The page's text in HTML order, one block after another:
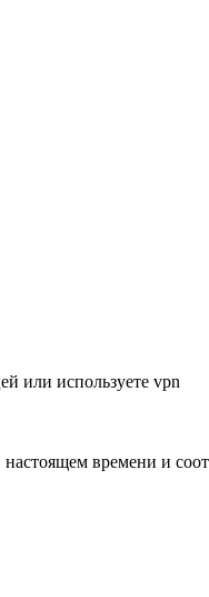
или используете vpn
времени и